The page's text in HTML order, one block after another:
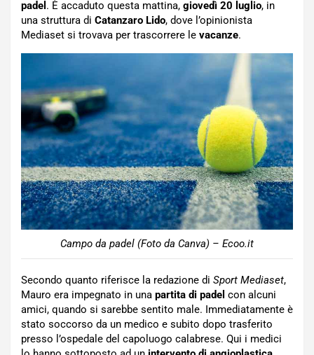
padel . È accaduto questa mattina, giovedì 20 luglio, in
una struttura di Catanzaro Lido, dove l’opinionista
Mediaset si trovava per trascorrere le vacanze.
Campo da padel (Foto da Canva) – Ecoo.it
Secondo quanto riferisce la redazione di Sport Mediaset,
Mauro era impegnato in una partita di padel con alcuni
amici, quando si sarebbe sentito male. Immediatamente è
stato soccorso da un medico e subito dopo trasferito
presso l’ospedale del capoluogo calabrese. Qui i medici